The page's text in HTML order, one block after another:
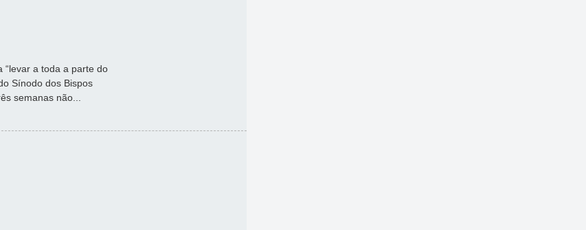
“levar a toda a parte do
Sínodo dos Bispos
semanas não...